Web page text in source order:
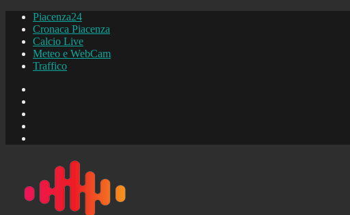
Piacenza24
Cronaca Piacenza
Calcio Live
Meteo e WebCam
Traffico